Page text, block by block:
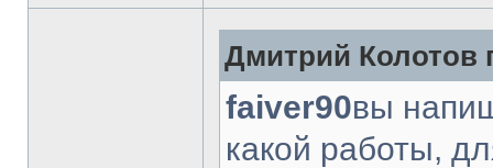
Дмитрий Колотов
faiver90вы
какой работы,